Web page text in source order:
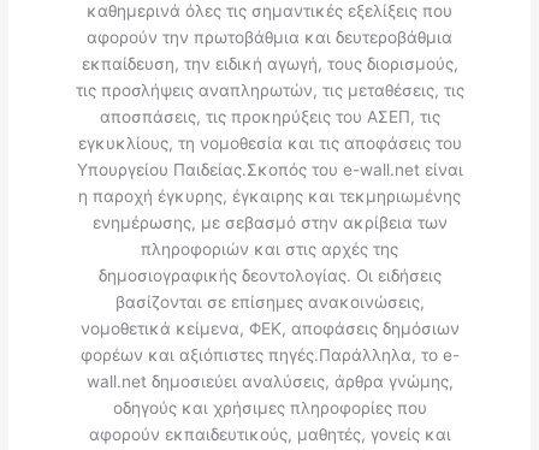
καθημερινά όλες τις σημαντικές εξελίξεις που
αφορούν την πρωτοβάθμια και δευτεροβάθμια
εκπαίδευση, την ειδική αγωγή, τους διορισμούς,
τις προσλήψεις αναπληρωτών, τις μεταθέσεις, τις
αποσπάσεις, τις προκηρύξεις του ΑΣΕΠ, τις
εγκυκλίους, τη νομοθεσία και τις αποφάσεις του
Υπουργείου Παιδείας.Σκοπός του e-wall.net είναι
η παροχή έγκυρης, έγκαιρης και τεκμηριωμένης
ενημέρωσης, με σεβασμό στην ακρίβεια των
πληροφοριών και στις αρχές της
δημοσιογραφικής δεοντολογίας. Οι ειδήσεις
βασίζονται σε επίσημες ανακοινώσεις,
νομοθετικά κείμενα, ΦΕΚ, αποφάσεις δημόσιων
φορέων και αξιόπιστες πηγές.Παράλληλα, το e-
wall.net δημοσιεύει αναλύσεις, άρθρα γνώμης,
οδηγούς και χρήσιμες πληροφορίες που
αφορούν εκπαιδευτικούς, μαθητές, γονείς και